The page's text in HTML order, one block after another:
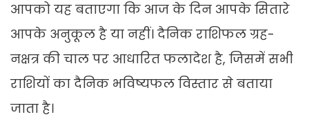
आपको यह बताएगा कि आज के दिन आपके सितारे
आपके अनुकूल है या नहीं। दैनिक राशिफल ग्रह-
नक्षत्र की चाल पर आधारित फलादेश है, जिसमें सभी
राशियों का दैनिक भविष्यफल विस्तार से बताया
जाता है।